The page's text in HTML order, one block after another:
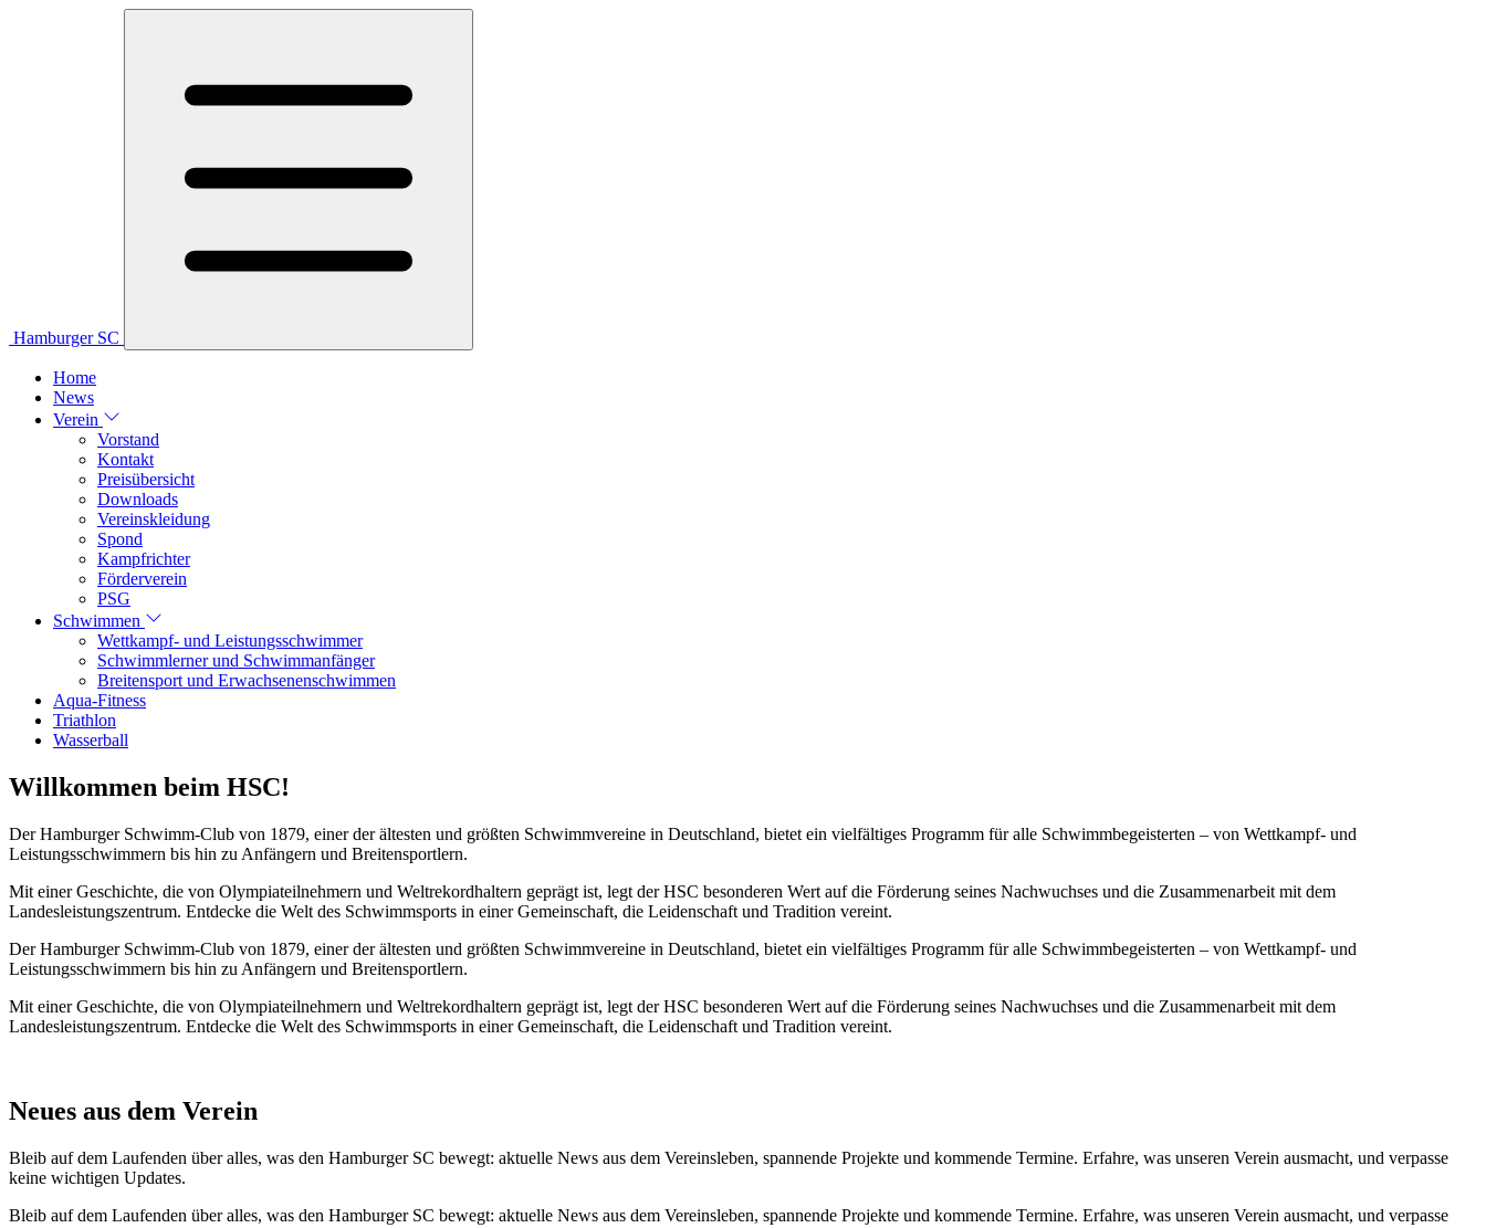
Hamburger SC
Home
News
Verein
Vorstand
Kontakt
Preisübersicht
Downloads
Vereinskleidung
Spond
Kampfrichter
Förderverein
PSG
Schwimmen
Wettkampf- und Leistungsschwimmer
Schwimmlerner und Schwimmanfänger
Breitensport und Erwachsenenschwimmen
Aqua-Fitness
Triathlon
Wasserball
Willkommen beim HSC!
Der Hamburger Schwimm-Club von 1879, einer der ältesten und größten Schwimmvereine in Deutschland, bietet ein vielfältiges Programm für alle Schwimmbegeisterten – von Wettkampf- und
Leistungsschwimmern bis hin zu Anfängern und Breitensportlern.
Mit einer Geschichte, die von Olympiateilnehmern und Weltrekordhaltern geprägt ist, legt der HSC besonderen Wert auf die Förderung seines Nachwuchses und die Zusammenarbeit mit dem
Landesleistungszentrum. Entdecke die Welt des Schwimmsports in einer Gemeinschaft, die Leidenschaft und Tradition vereint.
Der Hamburger Schwimm-Club von 1879, einer der ältesten und größten Schwimmvereine in Deutschland, bietet ein vielfältiges Programm für alle Schwimmbegeisterten – von Wettkampf- und
Leistungsschwimmern bis hin zu Anfängern und Breitensportlern.
Mit einer Geschichte, die von Olympiateilnehmern und Weltrekordhaltern geprägt ist, legt der HSC besonderen Wert auf die Förderung seines Nachwuchses und die Zusammenarbeit mit dem
Landesleistungszentrum. Entdecke die Welt des Schwimmsports in einer Gemeinschaft, die Leidenschaft und Tradition vereint.
Neues aus dem Verein
Bleib auf dem Laufenden über alles, was den Hamburger SC bewegt: aktuelle News aus dem Vereinsleben, spannende Projekte und kommende Termine. Erfahre, was unseren Verein ausmacht, und verpasse
keine wichtigen Updates.
Bleib auf dem Laufenden über alles, was den Hamburger SC bewegt: aktuelle News aus dem Vereinsleben, spannende Projekte und kommende Termine. Erfahre, was unseren Verein ausmacht, und verpasse